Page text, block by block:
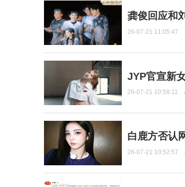
龚俊回应和
26-07-21 11:05:47
JYP官宣新
26-07-21 10:58:11
白鹿方否认
26-07-21 10:52:57